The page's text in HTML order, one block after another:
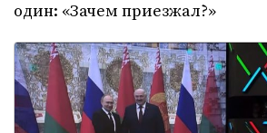
один: «Зачем приезжал?»